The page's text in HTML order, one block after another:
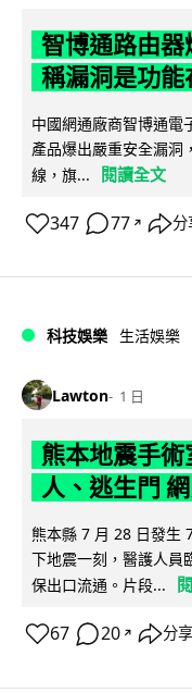
智博通路由
稱漏洞是功能
中國網通廠商智博通
產品爆出嚴重安全漏洞
線，旗...
閱讀全文
347 77 ↗ 分
科技娛樂 生活娛樂
Lawton 1 日
熊本地震手
人、逃生門
熊本縣 7 月 28 日發生
下地震一刻，醫護人員
保出口流通。片段...
67 20 ↗ 分享